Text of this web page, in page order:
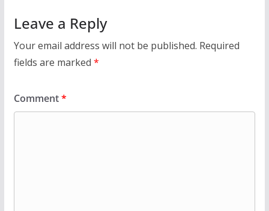
Leave a Reply
Your email address will not be published. Required
fields are marked *
Comment*